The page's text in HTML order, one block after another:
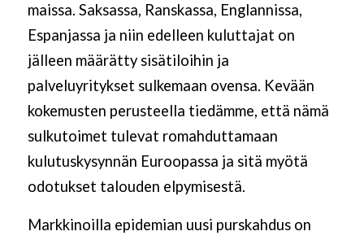
maissa. Saksassa, Ranskassa, Englannissa,
Espanjassa ja niin edelleen kuluttajat on
jälleen määrätty sisätiloihin ja
palveluyritykset sulkemaan ovensa. Kevään
kokemusten perusteella tiedämme, että nämä
sulkutoimet tulevat romahduttamaan
kulutuskysynnän Euroopassa ja sitä myötä
odotukset talouden elpymisestä.
Markkinoilla epidemian uusi purskahdus on